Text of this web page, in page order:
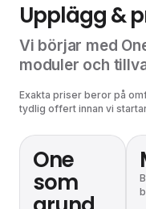
Upplägg &
Vi börjar med
moduler och
Exakta priser beror på
tydlig offert innan vi
One
som